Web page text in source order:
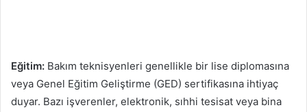
Eğitim: Bakım teknisyenleri genellikle bir lise diplomasına
veya Genel Eğitim Geliştirme (GED) sertifikasına ihtiyaç
duyar. Bazı işverenler, elektronik, sıhhi tesisat veya bina